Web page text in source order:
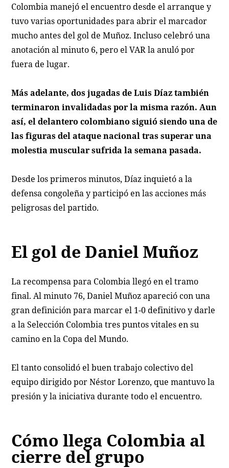
Colombia manejó el encuentro desde el arranque y
tuvo varias oportunidades para abrir el marcador
mucho antes del gol de Muñoz. Incluso celebró una
anotación al minuto 6, pero el VAR la anuló por
fuera de lugar.
Más adelante, dos jugadas de Luis Díaz también
terminaron invalidadas por la misma razón. Aun
así, el delantero colombiano siguió siendo una de
las figuras del ataque nacional tras superar una
molestia muscular sufrida la semana pasada.
Desde los primeros minutos, Díaz inquietó a la
defensa congoleña y participó en las acciones más
peligrosas del partido.
El gol de Daniel Muñoz
La recompensa para Colombia llegó en el tramo
final. Al minuto 76, Daniel Muñoz apareció con una
gran definición para marcar el 1-0 definitivo y darle
a la Selección Colombia tres puntos vitales en su
camino en la Copa del Mundo.
El tanto consolidó el buen trabajo colectivo del
equipo dirigido por Néstor Lorenzo, que mantuvo la
presión y la iniciativa durante todo el encuentro.
Cómo llega Colombia al
cierre del grupo